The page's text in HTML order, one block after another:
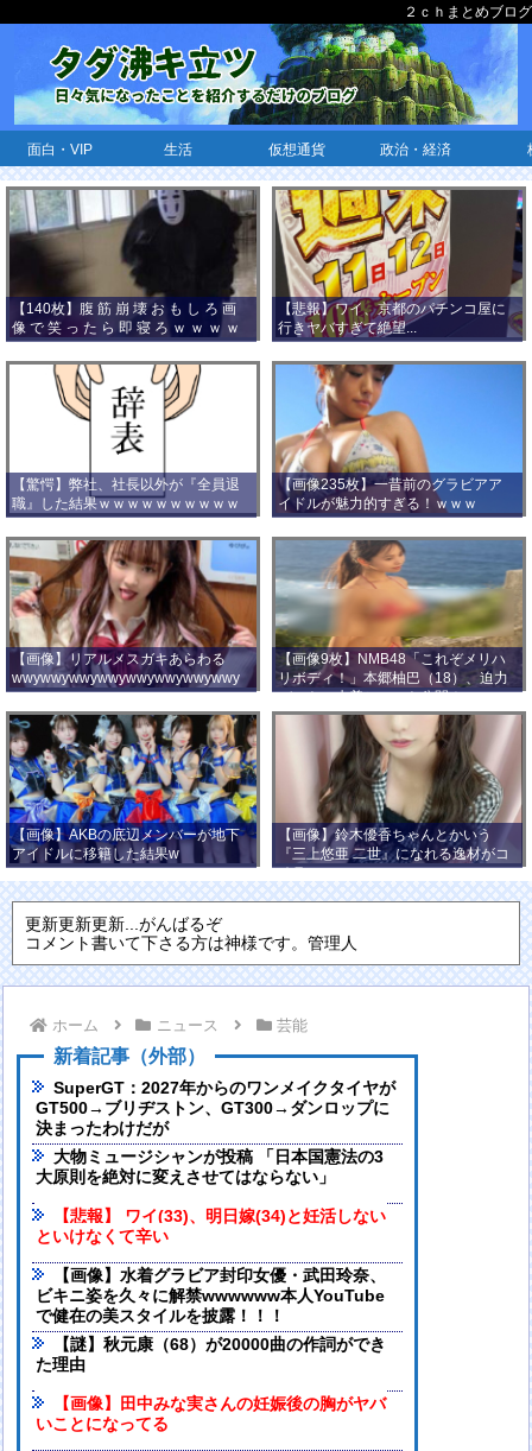
２ｃｈまとめブログ
面白・VIP 生活 仮想通貨 政治・経済
【140枚】腹 筋 崩 壊 お も し ろ 画
像 で 笑 っ た ら 即 寝 ろ ｗ ｗ ｗ ｗ
ｗ ｗ ｗ ｗ ｗ ｗ ｗ ｗ
【悲報】ワイ、京都のパチンコ屋に
行きヤバすぎて絶望...
【驚愕】弊社、社長以外が『全員退
職』した結果ｗｗｗｗｗｗｗｗｗｗ
ｗｗｗ
【画像235枚】一昔前のグラビアア
イドルが魅力的すぎる！ｗｗｗ
【画像】リアルメスガキあらわる
wwywwywwywwywwywwywwywwy
wwy
【画像9枚】NMB48「これぞメリハ
リボディ！」本郷柚巴（18）、迫力
バストの水着ショット公開！
【画像】AKBの底辺メンバーが地下
アイドルに移籍した結果w
【画像】鈴木優香ちゃんとかいう
『三上悠亜 二世』になれる逸材がコ
チラ
更新更新更新...がんばるぞ
コメント書いて下さる方は神様です。管理人
ホーム ニュース 芸能
新着記事（外部）
SuperGT：2027年からのワンメイクタイヤが
GT500→ブリヂストン、GT300→ダンロップに
決まったわけだが
大物ミュージシャンが投稿 「日本国憲法の3
大原則を絶対に変えさせてはならない」
【悲報】 ワイ(33)、明日嫁(34)と妊活しない
といけなくて辛い
【画像】水着グラビア封印女優・武田玲奈、
ビキニ姿を久々に解禁wwwwww本人YouTube
で健在の美スタイルを披露！！！
【謎】秋元康（68）が20000曲の作詞ができ
た理由
【画像】田中みな実さんの妊娠後の胸がヤバ
いことになってる